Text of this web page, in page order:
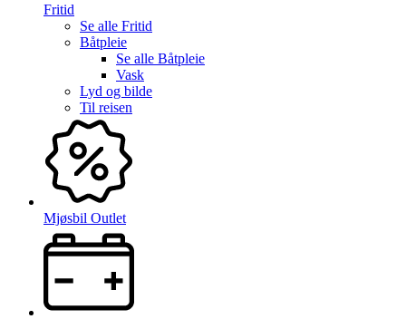
Fritid
Se alle Fritid
Båtpleie
Se alle Båtpleie
Vask
Lyd og bilde
Til reisen
Mjøsbil Outlet